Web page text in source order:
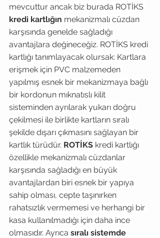
mevcuttur ancak biz burada ROTİKS
kredi kartlığın mekanizmalı cüzdan
karşısında genelde sağladığı
avantajlara değineceğiz. ROTİKS kredi
kartlığı tanımlayacak olursak: Kartlara
erişmek için PVC malzemeden
yapılmış esnek bir mekanizmaya bağlı
bir kordonun mıknatıslı kilit
sisteminden ayrılarak yukarı doğru
çekilmesi ile birlikte kartların sıralı
şekilde dışarı çıkmasını sağlayan bir
kartlık türüdür. ROTİKS kredi kartlığı
özellikle mekanizmalı cüzdanlar
karşısında sağladığı en büyük
avantajlardan biri esnek bir yapıya
sahip olması, cepte taşınırken
rahatsızlık vermemesi ve herhangi bir
kasa kullanılmadığı için daha ince
olmasıdır. Ayrıca sıralı sistemde